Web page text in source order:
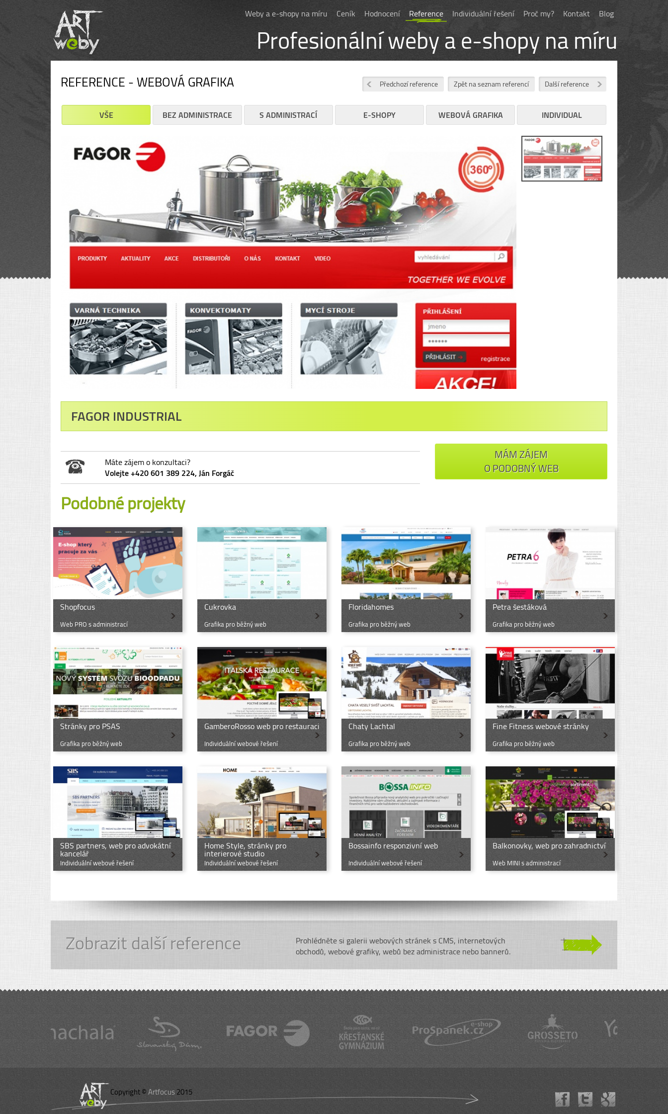
Weby a e-shopy na míru Ceník Hodnocení Reference Individuální řešení Proč my? Kontakt Blog
Profesionální weby a e-shopy na míru
REFERENCE - WEBOVÁ GRAFIKA Předchozí reference Zpět na seznam referencí Další reference
VŠE BEZ ADMINISTRACE S ADMINISTRACÍ E-SHOPY WEBOVÁ GRAFIKA INDIVIDUAL
FAGOR INDUSTRIAL
Máte zájem o konzultaci?
Volejte +420 601 389 224, Ján Forgáč
MÁM ZÁJEM
O PODOBNÝ WEB
Podobné projekty
Shopfocus
Web PRO s administrací
Cukrovka
Grafika pro běžný web
Floridahomes
Grafika pro běžný web
Petra šestáková
Grafika pro běžný web
Stránky pro PSAS
Grafika pro běžný web
GamberoRosso web pro restauraci
Individuální webové řešení
Chaty Lachtal
Grafika pro běžný web
Fine Fitness webové stránky
Grafika pro běžný web
SBS partners, web pro advokátní
kancelář
Individuální webové řešení
Home Style, stránky pro
interierové studio
Individuální webové řešení
Bossainfo responzivní web
Individuální webové řešení
Balkonovky, web pro zahradnictví
Web MINI s administrací
Zobrazit další reference
Prohlédněte si galerii webových stránek s CMS, internetových
obchodů, webové grafiky, webů bez administrace nebo bannerů.
Copyright ©Artfocus2015